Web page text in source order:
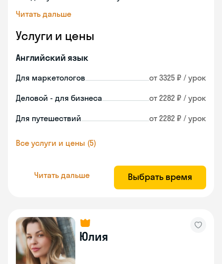
Читать дальше
Услуги и цены
Английский язык
Для маркетологов от 3325 ₽ / урок
Деловой - для бизнеса от 2282 ₽ / урок
Для путешествий от 2282 ₽ / урок
Все услуги и цены (5)
Читать дальше Выбрать время
Юлия